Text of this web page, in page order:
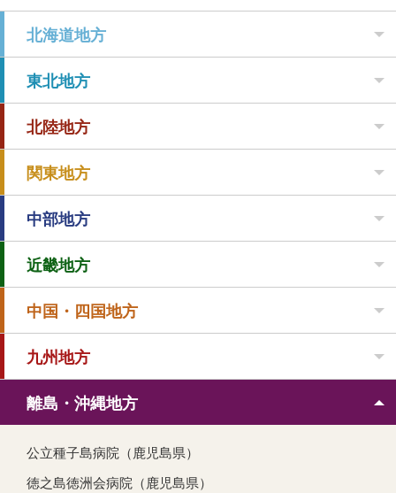
北海道地方
東北地方
北陸地方
関東地方
中部地方
近畿地方
中国・四国地方
九州地方
離島・沖縄地方
公立種子島病院（鹿児島県）
徳之島徳洲会病院（鹿児島県）